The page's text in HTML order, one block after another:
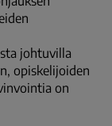
johtuvilla
opiskelijoiden
on